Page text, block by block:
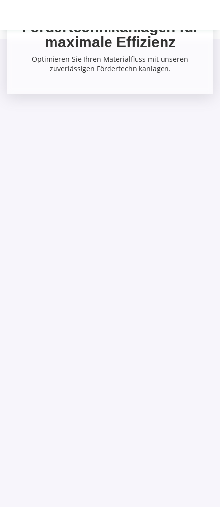
Fördertechnikanlagen für
maximale Effizienz
Optimieren Sie Ihren Materialfluss mit unseren
zuverlässigen Fördertechnikanlagen.